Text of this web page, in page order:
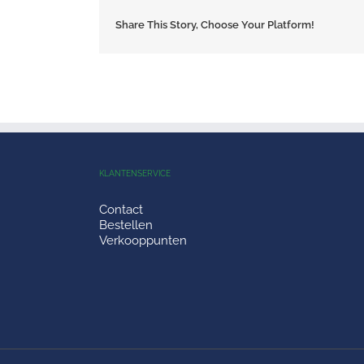
Share This Story, Choose Your Platform!
KLANTENSERVICE
Contact
Bestellen
Verkooppunten